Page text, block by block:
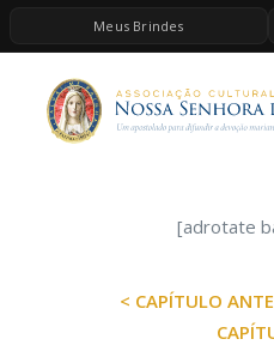
Meus Brindes
HOME
A ASSOCIAÇÃO
ESPIRITUALIDADE
BRINDES
[adrotate
< CAPÍTULO